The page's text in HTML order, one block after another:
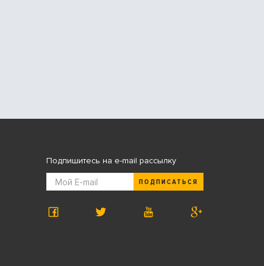
Подпишитесь на e-mail рассылку
ПОДПИСАТЬСЯ